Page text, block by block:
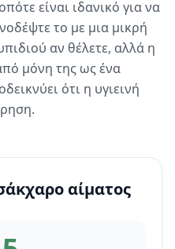
είναι ιδανικό για να
το με μια μικρή
αν θέλετε, αλλά η
μόνη της ως ένα
ότι η υγιεινή
αίματος